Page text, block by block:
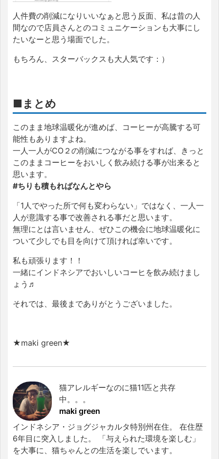
人件費の削減になりいいなぁと思う反面、私は昔の人
間なので店員さんとのコミュニケーションも大事にし
たいなーと思う場面でした。
もちろん、スターバックスも大人気です：）
■まとめ
このまま地球温暖化が進めば、コーヒーが高騰する可
能性もありますよね。
一人一人がCO２の削減につながる事をすれば、きっと
このままコーヒーをおいしく飲み続ける事が出来ると
思います。
#ちりも積もればなんとやら
「1人でやった所で何も変わらない」ではなく、一人一
人が意識する事で改善される事だと思います。
無理にとは言いません、ぜひこの機会に地球温暖化に
ついて少しでも目を向けて頂ければ幸いです。
私も頑張ります！！
一緒にインドネシアでおいしいコーヒを飲み続けまし
ょう♬
それでは、最後までありがとうございました。
★maki green★
猫アレルギーなのに猫11匹と共存
中。。。
maki green
インドネシア・ジョグジャカルタ特別州在住。 在住歴
6年目に突入しました。 「与えられた環境を楽しむ」
を大事に、猫ちゃんとの生活を楽しでいます。